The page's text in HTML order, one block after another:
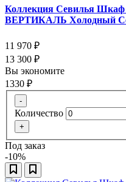
Коллекция Севилья Шкаф
ВЕРТИКАЛЬ Холодный
11 970 ₽
13 300 ₽
Вы экономите
1330 ₽
-
Количество
+
Под заказ
-10%